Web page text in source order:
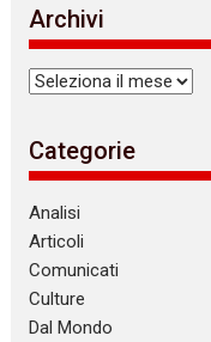
Archivi
Archivi
Categorie
Analisi
Articoli
Comunicati
Culture
Dal Mondo